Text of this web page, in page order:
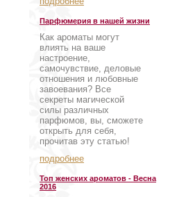
Парфюмерия в нашей жизни
Как ароматы могут
влиять на ваше
настроение,
самочувствие, деловые
отношения и любовные
завоевания? Все
секреты магической
силы различных
парфюмов, вы, сможете
открыть для себя,
прочитав эту статью!
подробнее
Топ женских ароматов - Весна
2016